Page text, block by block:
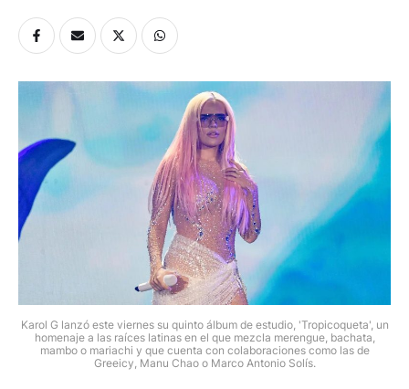
Karol G lanzó este viernes su quinto álbum de estudio, 'Tropicoqueta', un
homenaje a las raíces latinas en el que mezcla merengue, bachata,
mambo o mariachi y que cuenta con colaboraciones como las de
Greeicy, Manu Chao o Marco Antonio Solís.